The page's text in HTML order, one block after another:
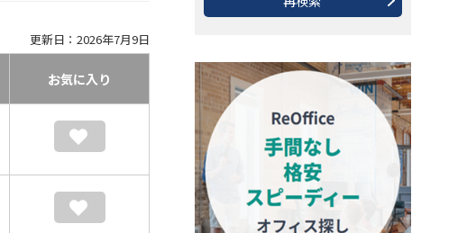
更新日：2026年7月9日
お気に入り